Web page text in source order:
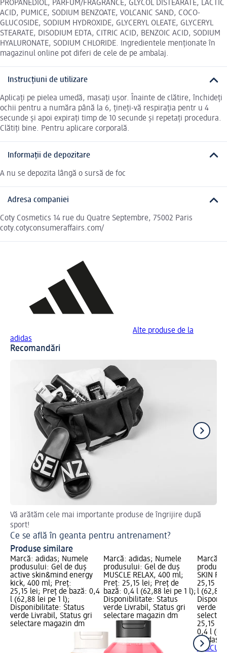
PROPANEDIOL, PARFUM/FRAGRANCE, GLYCOL DISTEARATE, LACTIC
ACID, PUMICE, SODIUM BENZOATE, VOLCANIC SAND, COCO-
GLUCOSIDE, SODIUM HYDROXIDE, GLYCERYL OLEATE, GLYCERYL
STEARATE, DISODIUM EDTA, CITRIC ACID, BENZOIC ACID, SODIUM
HYALURONATE, SODIUM CHLORIDE. Ingredientele menționate în
magazinul online pot diferi de cele de pe ambalaj.
Instrucțiuni de utilizare
Aplicați pe pielea umedă, masați ușor. Înainte de clătire, închideți
ochii pentru a număra până la 6, țineți-vă respirația pentr u 4
secunde și apoi expirați timp de 10 secunde și repetați procedura.
Clătiți bine. Pentru aplicare corporală.
Informații de depozitare
A nu se depozita lângă o sursă de foc
Adresa companiei
Coty Cosmetics 14 rue du Quatre Septembre, 75002 Paris
coty.cotyconsumeraffairs.com/
Alte produse de la
adidas
Recomandări
Vă arătăm cele mai importante produse de îngrijire după
sport!
Ce se află în geanta pentru antrenament?
Produse similare
Marcă: adidas; Numele
produsului: Gel de duș
active skin&mind energy
kick, 400 ml; Preț:
25,15 lei; Preț de bază: 0,4
l (62,88 lei pe 1 l);
Disponibilitate: Status
verde Livrabil, Status gri
selectare magazin dm
Marcă: adidas; Numele
produsului: Gel de duș
MUSCLE RELAX, 400 ml;
Preț: 25,15 lei; Preț de
bază: 0,4 l (62,88 lei pe 1 l);
Disponibilitate: Status
verde Livrabil, Status gri
selectare magazin dm
Marcă:
SKIN
25,15
l (62,88
verde
25,15 lei
0,4 l
adidas